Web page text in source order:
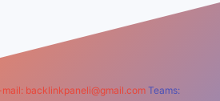
mail: backlinkpaneli@gmail.com Teams: